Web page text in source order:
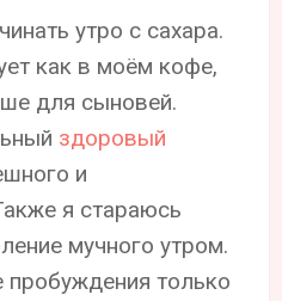
утро с сахара.
как в моём кофе,
для сыновей.
здоровый
и
я стараюсь
мучного утром.
пробуждения только